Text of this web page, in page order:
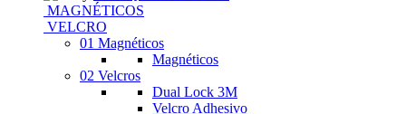
MAGNÉTICOS
VELCRO
01 Magnéticos
Magnéticos
02 Velcros
Dual Lock 3M
Velcro Adhesivo